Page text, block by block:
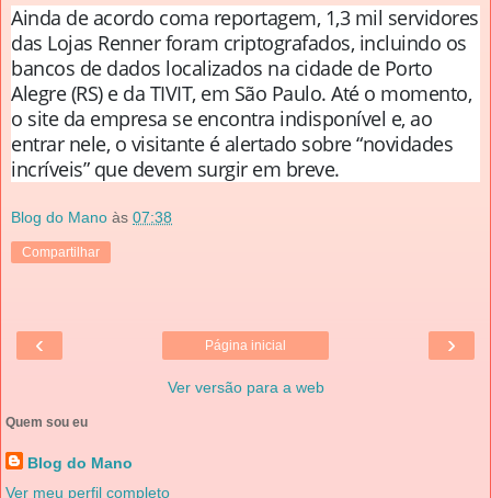
Ainda de acordo coma reportagem, 1,3 mil servidores
das Lojas Renner foram criptografados, incluindo os
bancos de dados localizados na cidade de Porto
Alegre (RS) e da TIVIT, em São Paulo. Até o momento,
o site da empresa se encontra indisponível e, ao
entrar nele, o visitante é alertado sobre “novidades
incríveis” que devem surgir em breve.
Blog do Mano às 07:38
Compartilhar
‹ ›
Página inicial
Ver versão para a web
Quem sou eu
Blog do Mano
Ver meu perfil completo